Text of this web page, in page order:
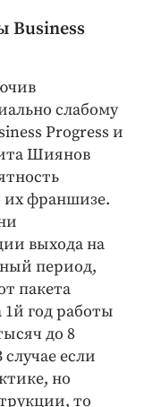
Business
слабому
Progress и
Шиянов
их франшизе.
выхода на
период,
пакета
год работы
до 8
если
но
то